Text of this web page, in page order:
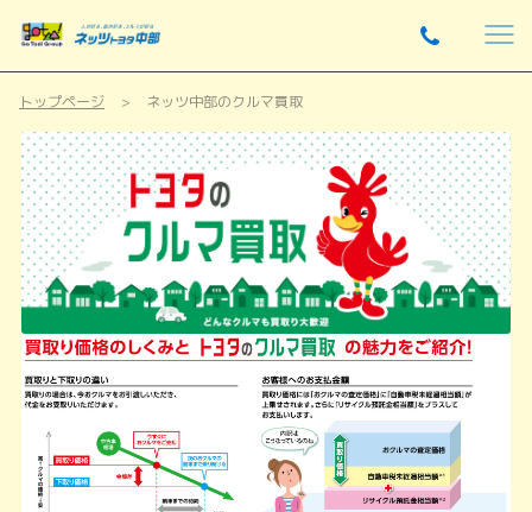
トップページ ネッツ中部のクルマ買取